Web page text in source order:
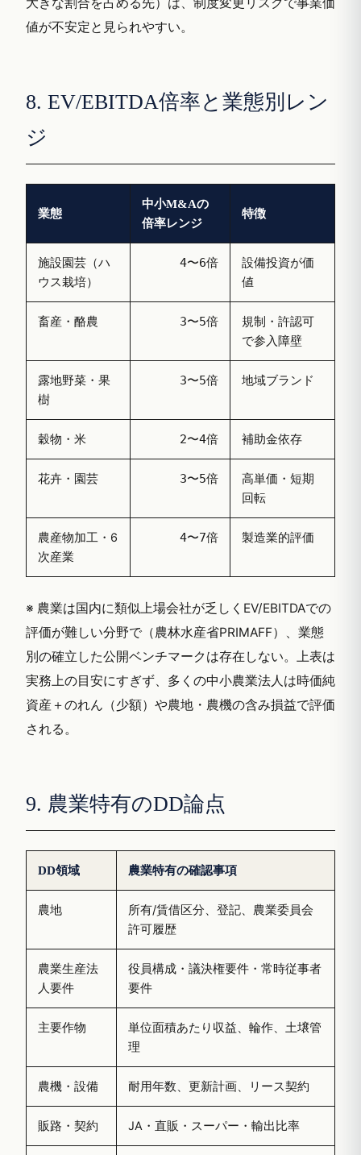
値が不安定と見られやすい。
8. EV/EBITDA倍率と業態別レン
ジ
業態
中小M&Aの
倍率レンジ
特徴
施設園芸（ハ
ウス栽培）
4〜6倍
設備投資が価
値
畜産・酪農 3〜5倍
規制・許認可
で参入障壁
露地野菜・果
樹
3〜5倍 地域ブランド
穀物・米 2〜4倍 補助金依存
花卉・園芸 3〜5倍
高単価・短期
回転
農産物加工・6
次産業
4〜7倍 製造業的評価
※ 農業は国内に類似上場会社が乏しくEV/EBITDAでの
評価が難しい分野で（農林水産省PRIMAFF）、業態
別の確立した公開ベンチマークは存在しない。上表は
実務上の目安にすぎず、多くの中小農業法人は時価純
資産＋のれん（少額）や農地・農機の含み損益で評価
される。
9. 農業特有のDD論点
DD領域 農業特有の確認事項
農地
所有/賃借区分、登記、農業委員会
許可履歴
農業生産法
人要件
役員構成・議決権要件・常時従事者
要件
主要作物
単位面積あたり収益、輪作、土壌管
理
農機・設備 耐用年数、更新計画、リース契約
販路・契約 JA・直販・スーパー・輸出比率